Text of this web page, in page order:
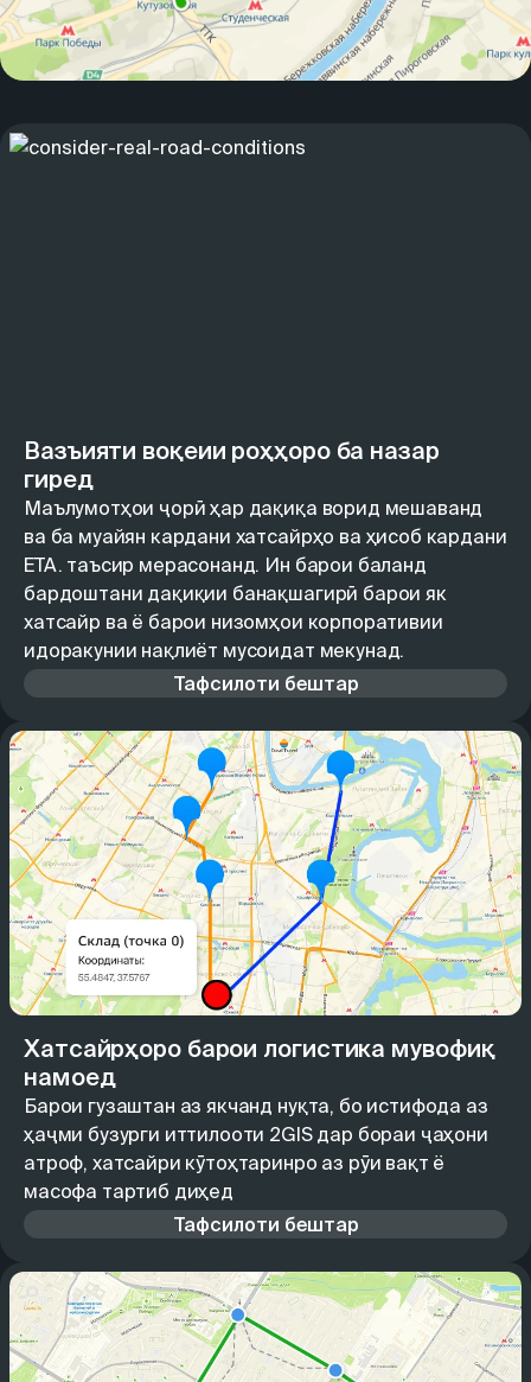
Вазъияти воқеии роҳҳоро ба назар
гиред
Маълумотҳои ҷорӣ ҳар дақиқа ворид мешаванд
ва ба муайян кардани хатсайрҳо ва ҳисоб кардани
ETA. таъсир мерасонанд. Ин барои баланд
бардоштани дақиқии банақшагирӣ барои як
хатсайр ва ё барои низомҳои корпоративии
идоракунии нақлиёт мусоидат мекунад.
Тафсилоти бештар
Хатсайрҳоро барои логистика мувофиқ
намоед
Барои гузаштан аз якчанд нуқта, бо истифода аз
ҳаҷми бузурги иттилооти 2GIS дар бораи ҷаҳони
атроф, хатсайри кӯтоҳтаринро аз рӯи вақт ё
масофа тартиб диҳед
Тафсилоти бештар